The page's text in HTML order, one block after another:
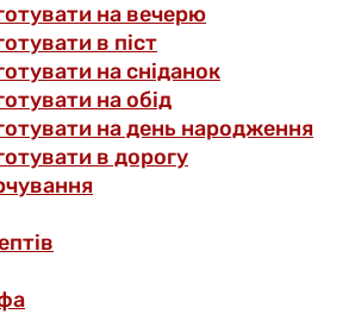
на вечерю
в піст
на сніданок
на обід
на день народження
в дорогу